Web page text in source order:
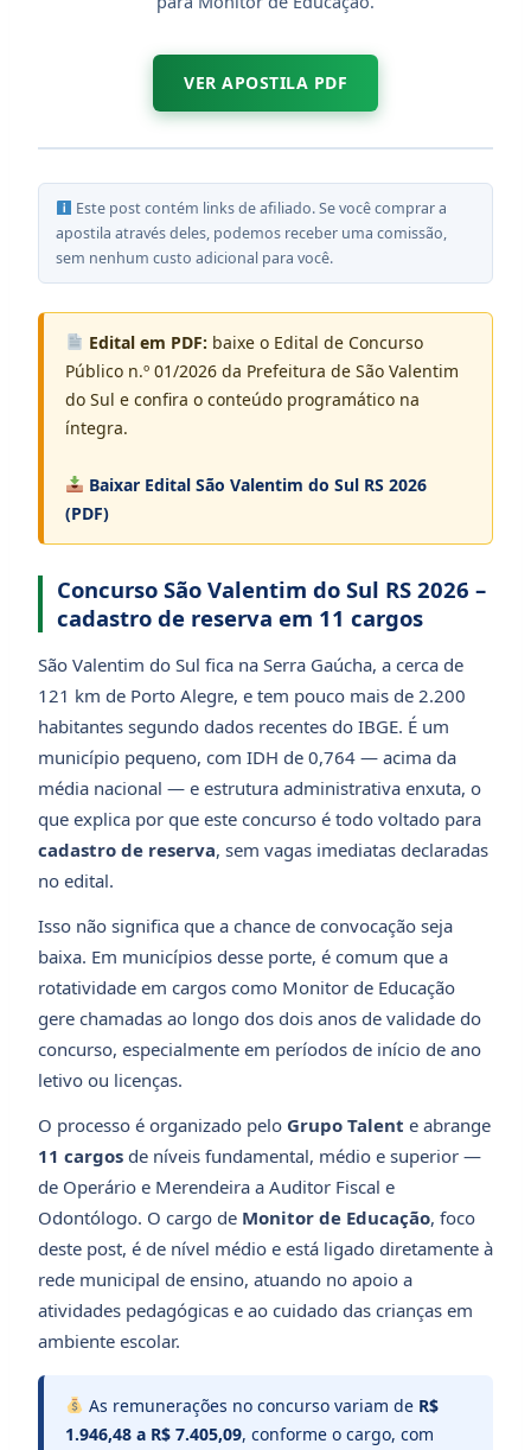
VER APOSTILA PDF
Este post contém links de afiliado. Se você comprar a
apostila através deles, podemos receber uma comissão,
sem nenhum custo adicional para você.
Edital em PDF: baixe o Edital de Concurso
Público n.º 01/2026 da Prefeitura de São Valentim
do Sul e confira o conteúdo programático na
íntegra.
Baixar Edital São Valentim do Sul RS 2026
(PDF)
Concurso São Valentim do Sul RS 2026 –
cadastro de reserva em 11 cargos
São Valentim do Sul fica na Serra Gaúcha, a cerca de
121 km de Porto Alegre, e tem pouco mais de 2.200
habitantes segundo dados recentes do IBGE. É um
município pequeno, com IDH de 0,764 — acima da
média nacional — e estrutura administrativa enxuta, o
que explica por que este concurso é todo voltado para
cadastro de reserva, sem vagas imediatas declaradas
no edital.
Isso não significa que a chance de convocação seja
baixa. Em municípios desse porte, é comum que a
rotatividade em cargos como Monitor de Educação
gere chamadas ao longo dos dois anos de validade do
concurso, especialmente em períodos de início de ano
letivo ou licenças.
O processo é organizado pelo Grupo Talent e abrange
11 cargos de níveis fundamental, médio e superior —
de Operário e Merendeira a Auditor Fiscal e
Odontólogo. O cargo de Monitor de Educação, foco
deste post, é de nível médio e está ligado diretamente à
rede municipal de ensino, atuando no apoio a
atividades pedagógicas e ao cuidado das crianças em
ambiente escolar.
As remunerações no concurso variam de R$
1.946,48 a R$ 7.405,09, conforme o cargo, com